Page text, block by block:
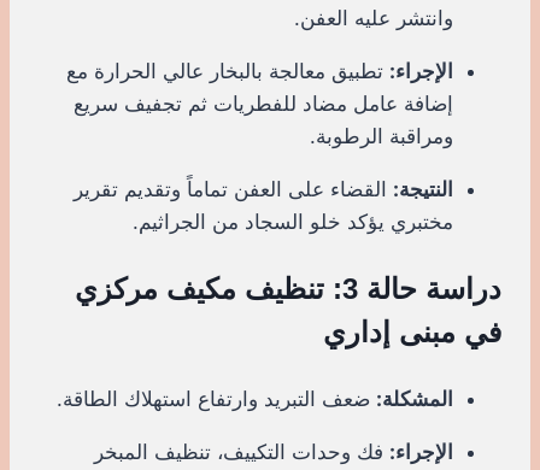
وانتشر عليه العفن.
الإجراء: تطبيق معالجة بالبخار عالي الحرارة مع
إضافة عامل مضاد للفطريات ثم تجفيف سريع
ومراقبة الرطوبة.
النتيجة: القضاء على العفن تماماً وتقديم تقرير
مختبري يؤكد خلو السجاد من الجراثيم.
دراسة حالة 3: تنظيف مكيف مركزي
في مبنى إداري
المشكلة: ضعف التبريد وارتفاع استهلاك الطاقة.
الإجراء: فك وحدات التكييف، تنظيف المبخر